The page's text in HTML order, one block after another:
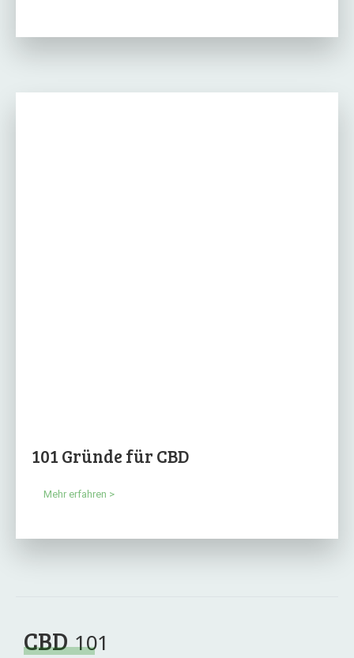
101 Gründe für CBD
Mehr erfahren >
CBD 101